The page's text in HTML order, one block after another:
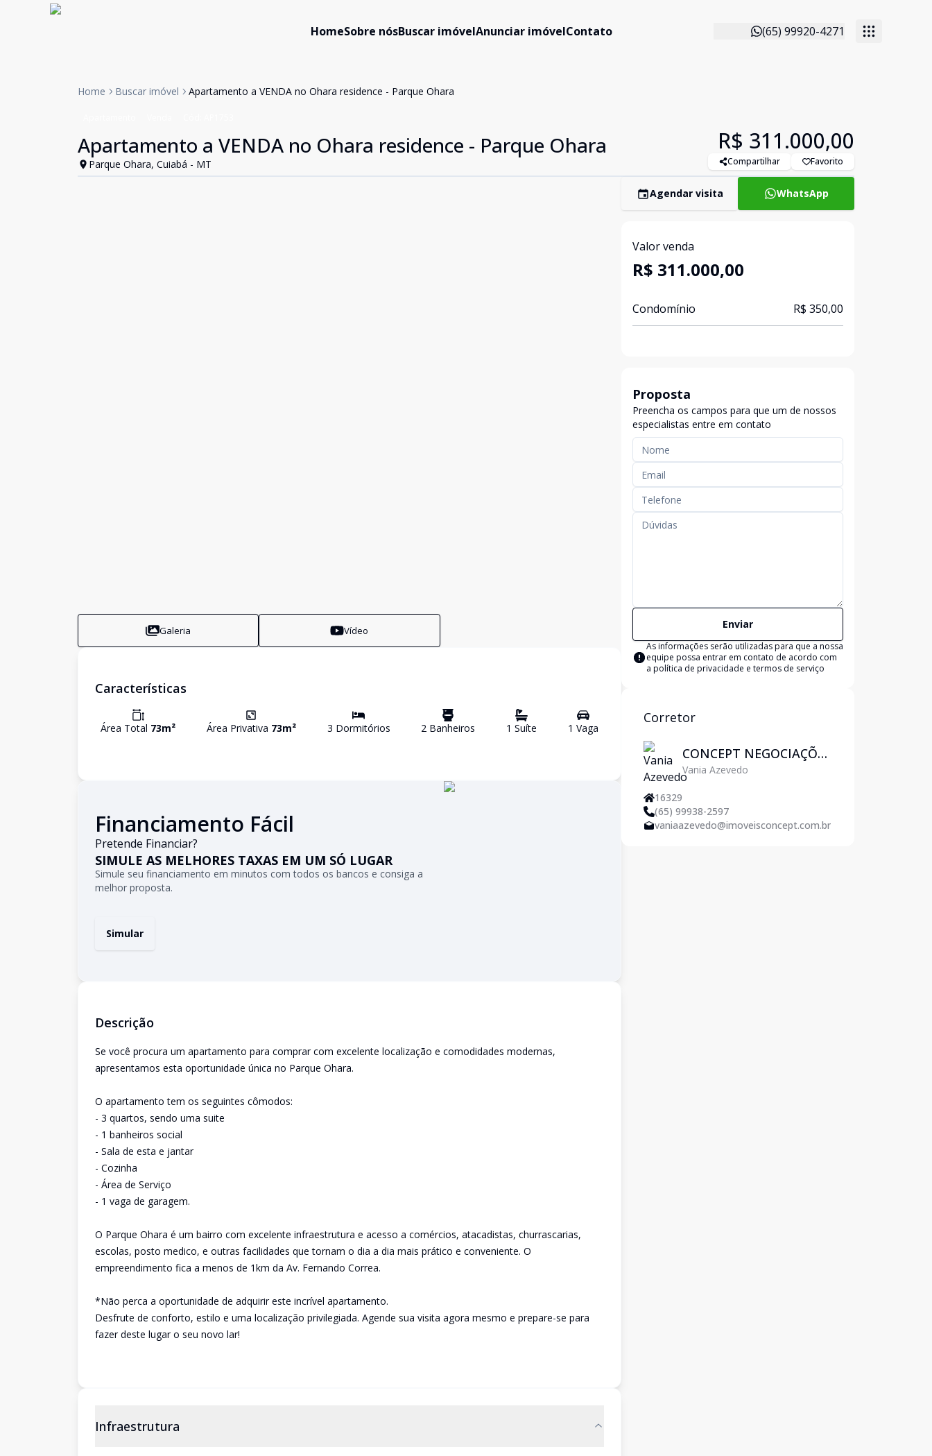
HomeSobre nósBuscar imóvelAnunciar imóvelContato (65) 99920-4271
Home Buscar imóvel Apartamento a VENDA no Ohara residence - Parque Ohara
Apartamento a VENDA no Ohara residence - Parque Ohara
Parque Ohara, Cuiabá - MT
R$ 311.000,00
Compartilhar Favorito
Galeria Vídeo
Características
Área Total 73m² Área Privativa 73m² 3 Dormitórios 2 Banheiros 1 Suíte 1 Vaga
Financiamento Fácil
Pretende Financiar?
SIMULE AS MELHORES TAXAS EM UM SÓ LUGAR
Simule seu financiamento em minutos com todos os bancos e consiga a
melhor proposta.
Simular
Descrição
Se você procura um apartamento para comprar com excelente localização e comodidades modernas,
apresentamos esta oportunidade única no Parque Ohara.
O apartamento tem os seguintes cômodos:
- 3 quartos, sendo uma suite
- 1 banheiros social
- Sala de esta e jantar
- Cozinha
- Área de Serviço
- 1 vaga de garagem.
O Parque Ohara é um bairro com excelente infraestrutura e acesso a comércios, atacadistas, churrascarias,
escolas, posto medico, e outras facilidades que tornam o dia a dia mais prático e conveniente. O
empreendimento fica a menos de 1km da Av. Fernando Correa.
*Não perca a oportunidade de adquirir este incrível apartamento.
Desfrute de conforto, estilo e uma localização privilegiada. Agende sua visita agora mesmo e prepare-se para
fazer deste lugar o seu novo lar!
Infraestrutura
Agendar visita WhatsApp
Valor venda
R$ 311.000,00
Condomínio R$ 350,00
Proposta
Preencha os campos para que um de nossos
especialistas entre em contato
Enviar
As informações serão utilizadas para que a nossa
equipe possa entrar em contato de acordo com
a política de privacidade e termos de serviço
Corretor
CONCEPT NEGOCIAÇÕES
IMOBILIÁRIAS
Vania Azevedo
16329
(65) 99938-2597
vaniaazevedo@imoveisconcept.com.br